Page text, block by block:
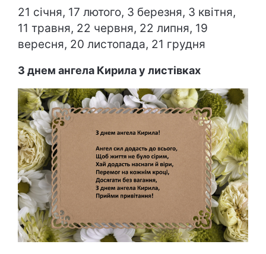
21 січня, 17 лютого, 3 березня, 3 квітня,
11 травня, 22 червня, 22 липня, 19
вересня, 20 листопада, 21 грудня
З днем ангела Кирила у листівках